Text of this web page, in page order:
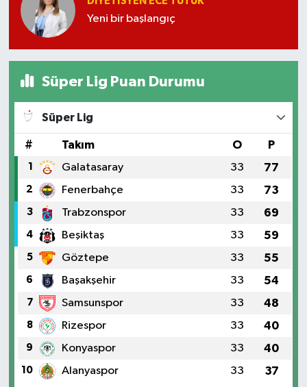
Yeni bir başlangıç
Süper Lig Puan Durumu
Süper Lig
# Takım O P
1 Galatasaray 33 77
2 Fenerbahçe 33 73
3 Trabzonspor 33 69
4 Beşiktaş 33 59
5 Göztepe 33 55
6 Başakşehir 33 54
7 Samsunspor 33 48
8 Rizespor 33 40
9 Konyaspor 33 40
10 Alanyaspor 33 37